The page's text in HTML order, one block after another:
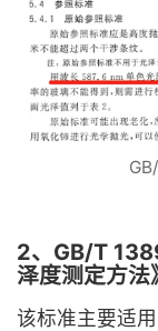
2、GB/T
泽度测定方法
该标准主要适